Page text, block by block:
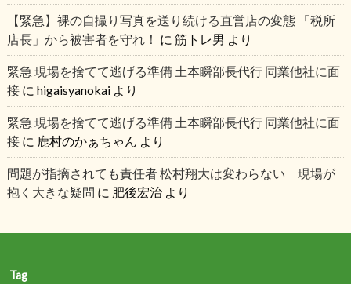
【緊急】裸の自撮り写真を送り続ける直営店の変態 「税所
店長」から被害者を守れ！ に 筋トレ男 より
緊急 現場を捨てて逃げる準備 土本瞬部長代行 同業他社に面
接に higaisyanokaiより
緊急 現場を捨てて逃げる準備 土本瞬部長代行 同業他社に面
接に 鹿村のかぁちゃん より
問題が指摘されても責任者 松村翔大は変わらない 現場が
抱く大きな疑問 に 肥後宏治より
Tag